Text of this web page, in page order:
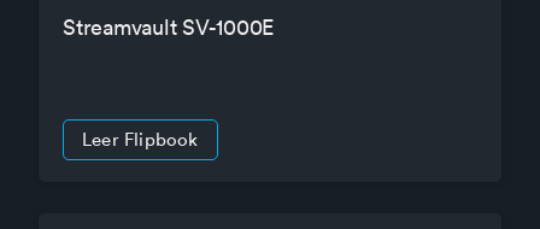
Streamvault SV-1000E
Leer Flipbook